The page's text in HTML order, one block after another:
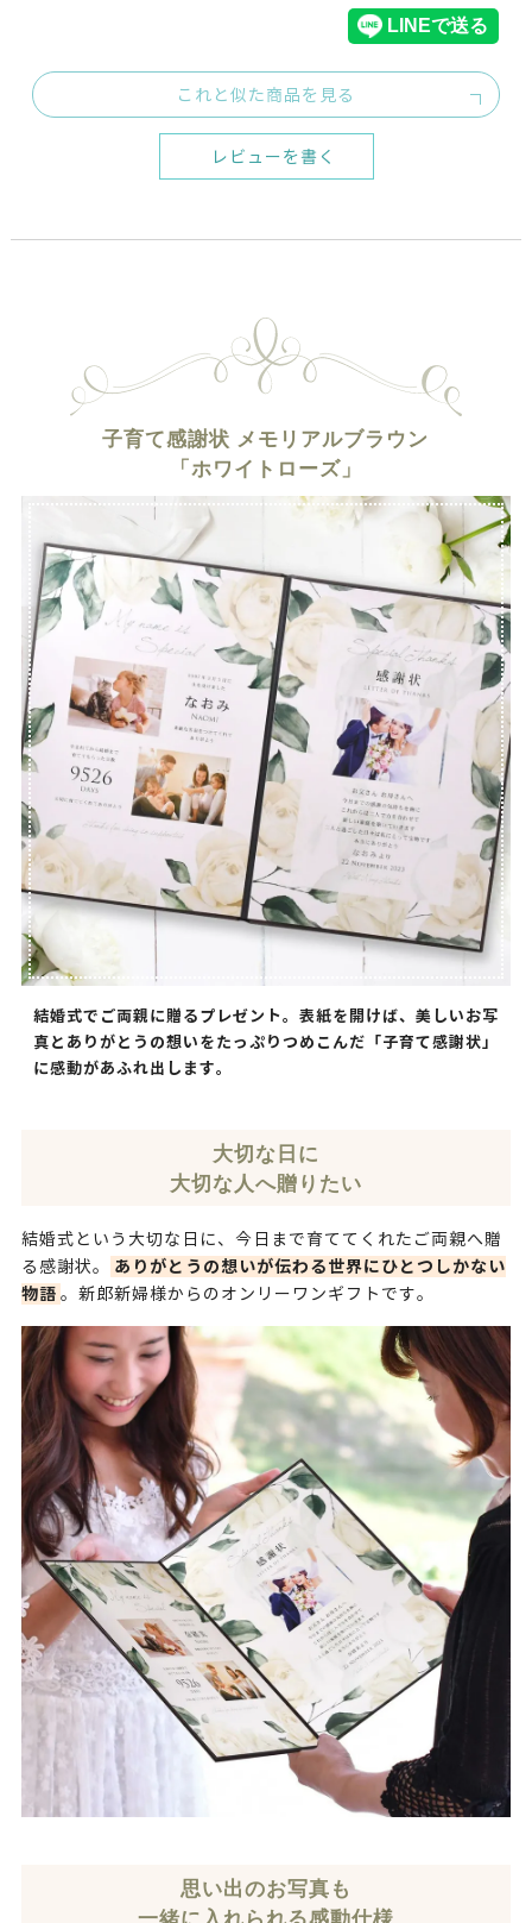
これと似た商品を見る
レビューを書く
子育て感謝状 メモリアルブラウン
「ホワイトローズ」
結婚式でご両親に贈るプレゼント。表紙を開けば、美しいお写
真とありがとうの想いをたっぷりつめこんだ「子育て感謝状」
に感動があふれ出します。
大切な日に
大切な人へ贈りたい
結婚式という大切な日に、今日まで育ててくれたご両親へ贈
る感謝状。
ありがとうの想いが伝わる世界にひとつしかない
物語 。新郎新婦様からのオンリーワンギフトです。
思い出のお写真も
一緒に入れられる感動仕様